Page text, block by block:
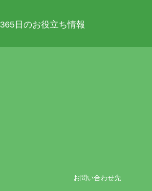
365日のお役立ち情報
お問い合わせ先